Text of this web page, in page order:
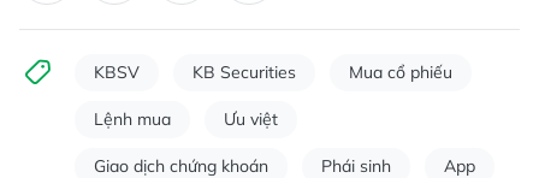
KBSV KB Securities Mua cổ phiếu
Lệnh mua Ưu việt
Giao dịch chứng khoán Phái sinh App